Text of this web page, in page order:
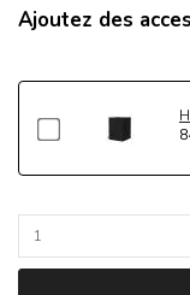
Ajoutez des